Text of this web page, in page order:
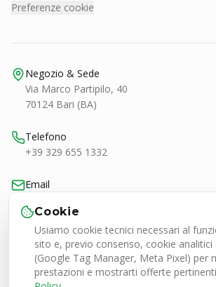
Preferenze cookie
Negozio & Sede
Via Marco Partipilo, 40
70124 Bari (BA)
Telefono
+39 329 655 1332
Email
Orari
Lun-Ven 9:00-20:30
Sab 9:00-13:00 / 16:30-20:30
Cookie
Usiamo cookie tecnici necessari al
sito e, previo consenso, cookie
(Google Tag Manager, Meta Pixel) per
prestazioni e mostrarti offerte